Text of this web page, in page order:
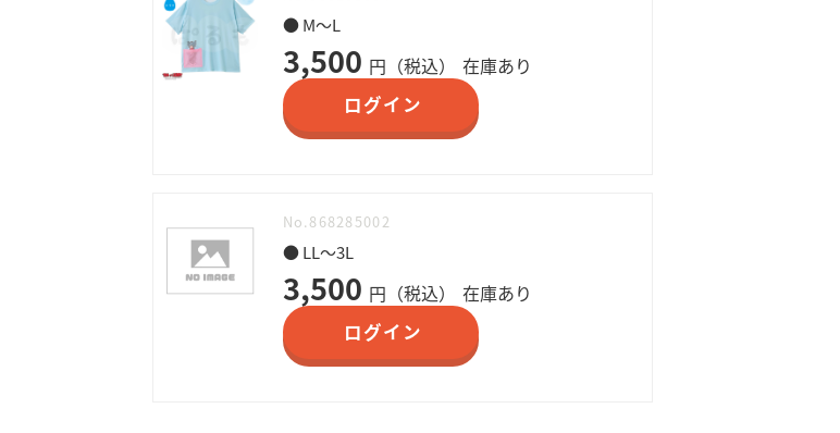
● M～L
3,500 円（税込）
在庫あり
ログイン
No.868285002
● LL～3L
3,500 円（税込）
在庫あり
ログイン